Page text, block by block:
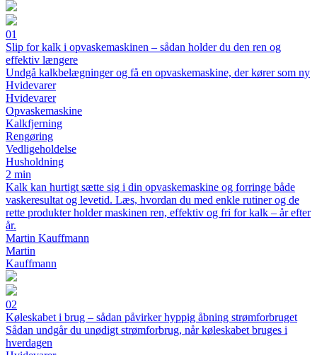
01
Slip for kalk i opvaskemaskinen – sådan holder du den ren og
effektiv længere
Undgå kalkbelægninger og få en opvaskemaskine, der kører som ny
Hvidevarer
Hvidevarer
Opvaskemaskine
Kalkfjerning
Rengøring
Vedligeholdelse
Husholdning
2 min
Kalk kan hurtigt sætte sig i din opvaskemaskine og forringe både
vaskeresultat og levetid. Læs, hvordan du med enkle rutiner og de
rette produkter holder maskinen ren, effektiv og fri for kalk – år efter
år.
Martin Kauffmann
Martin
Kauffmann
02
Køleskabet i brug – sådan påvirker hyppig åbning strømforbruget
Sådan undgår du unødigt strømforbrug, når køleskabet bruges i
hverdagen